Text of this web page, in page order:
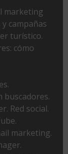
marketing
campañas
turístico.
cómo
buscadores.
Red social.
marketing.